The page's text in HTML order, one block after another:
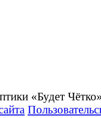
«Будет